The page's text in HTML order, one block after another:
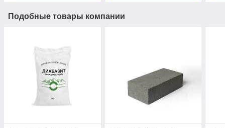
Подобные товары компании